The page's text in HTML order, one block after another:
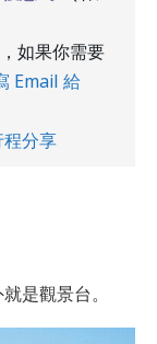
如果你需要
Email 給
分享
是觀景台。